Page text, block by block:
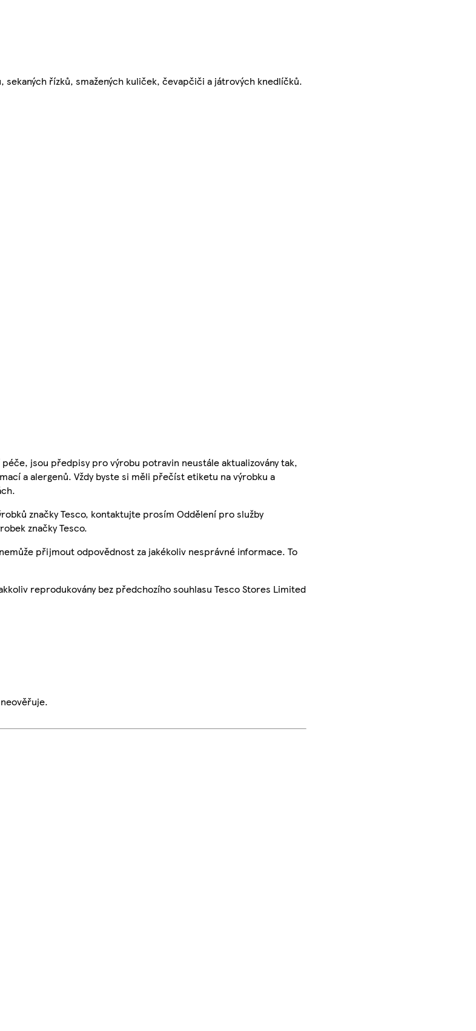
řízků, smažených kuliček, čevapčiči a játrových knedlíčků.
jsou předpisy pro výrobu potravin neustále aktualizovány tak,
a alergenů. Vždy byste si měli přečíst etiketu na výrobku a
značky Tesco, kontaktujte prosím Oddělení pro služby
značky Tesco.
přijmout odpovědnost za jakékoliv nesprávné informace. To
reprodukovány bez předchozího souhlasu Tesco Stores Limited